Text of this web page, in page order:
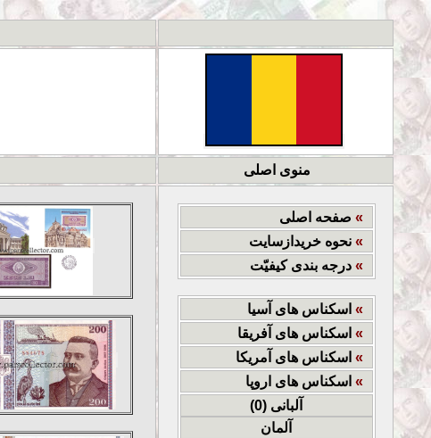
منوی اصلی
» صفحه اصلی
» نحوه خریدازسایت
» درجه بندی کیفیّت
» اسکناس های آسیا
» اسکناس های آفریقا
» اسکناس های آمریکا
» اسکناس های اروپا
آلبانی (0)
آلمان